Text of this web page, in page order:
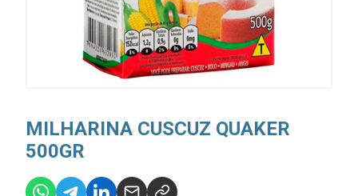
MILHARINA CUSCUZ QUAKER
500GR